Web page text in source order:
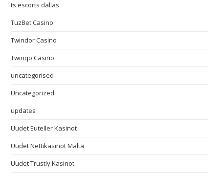
ts escorts dallas
TuzBet Casino
Twindor Casino
Twinqo Casino
uncategorised
Uncategorized
updates
Uudet Euteller Kasinot
Uudet Nettikasinot Malta
Uudet Trustly Kasinot